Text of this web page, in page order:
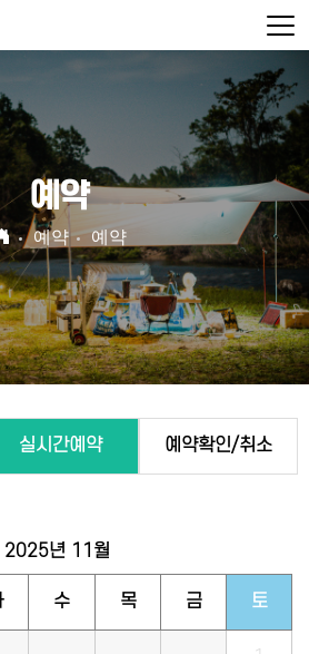
예약
예약 예약
실시간예약 예약확인/취소
2025년 11월
수 목 금 토